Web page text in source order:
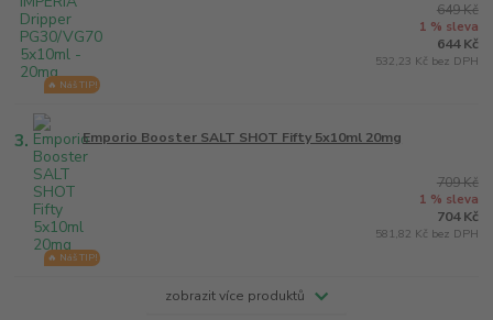
🔥 Náš TIP!
649 Kč
1 % sleva
644 Kč
532,23 Kč bez DPH
3. Emporio Booster SALT SHOT Fifty 5x10ml 20mg
🔥 Náš TIP!
709 Kč
1 % sleva
704 Kč
581,82 Kč bez DPH
zobrazit více produktů